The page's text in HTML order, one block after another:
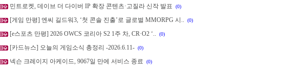
민트로켓, 데이브 더 다이버 IP 확장 콘텐츠·고질라 신작 발표
(0)
[게임 만평] 엔씨 길드워3, ‘첫 콘솔 진출’로 글로벌 MMORPG 시..
(0)
[e스포츠 만평] 2026 OWCS 코리아 S2 1주 차, CR·O2 ‘..
(0)
[카드뉴스] 오늘의 게임소식 총정리 -2026.6.11- (0)
넥슨 크레이지 아케이드, 9067일 만에 서비스 종료
(0)